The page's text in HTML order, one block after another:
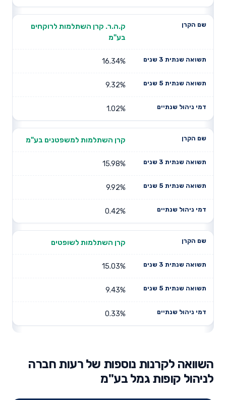
ק.ה.ר. קרן השתלמות לרוקחים
בע"מ
16.34%
9.32%
1.02%
קרן השתלמות למשפטנים בע"מ
15.98%
9.92%
0.42%
קרן השתלמות לשופטים
15.03%
9.43%
0.33%
השוואה לקרנות נוספות של רעות חברה
לניהול קופות גמל בע"מ